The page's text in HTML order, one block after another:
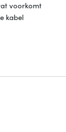
voorkomt
kabel